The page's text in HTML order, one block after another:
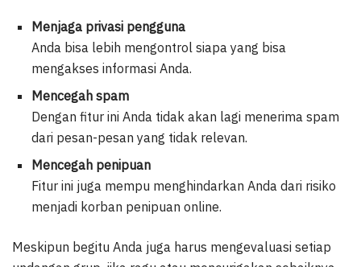
Menjaga privasi pengguna
Anda bisa lebih mengontrol siapa yang bisa
mengakses informasi Anda.
Mencegah spam
Dengan fitur ini Anda tidak akan lagi menerima spam
dari pesan-pesan yang tidak relevan.
Mencegah penipuan
Fitur ini juga mempu menghindarkan Anda dari risiko
menjadi korban penipuan online.
Meskipun begitu Anda juga harus mengevaluasi setiap